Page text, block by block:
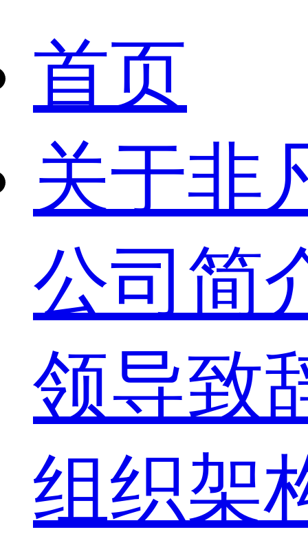
首页
关于非
公司简
领导致
组织架